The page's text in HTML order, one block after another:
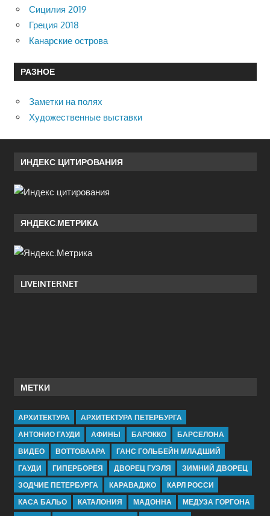
Сицилия 2019
Греция 2018
Канарские острова
РАЗНОЕ
Заметки на полях
Художественные выставки
ИНДЕКС ЦИТИРОВАНИЯ
ЯНДЕКС.МЕТРИКА
LIVEINTERNET
МЕТКИ
АРХИТЕКТУРА
АРХИТЕКТУРА ПЕТЕРБУРГА
АНТОНИО ГАУДИ
АФИНЫ БАРОККО
БАРСЕЛОНА
ВИДЕО
ВОТТОВААРА
ГАНС ГОЛЬБЕЙН МЛАДШИЙ
ГАУДИ
ГИПЕРБОРЕЯ ДВОРЕЦ ГУЭЛЯ
ЗИМНИЙ ДВОРЕЦ
ЗОДЧИЕ ПЕТЕРБУРГА
КАРАВАДЖО
КАРЛ РОССИ
КАСА БАЛЬО
КАТАЛОНИЯ МАДОННА
МЕДУЗА ГОРГОНА